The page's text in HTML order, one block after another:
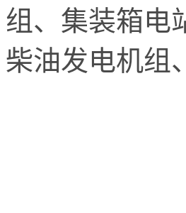
组、集装箱电
柴油发电机组